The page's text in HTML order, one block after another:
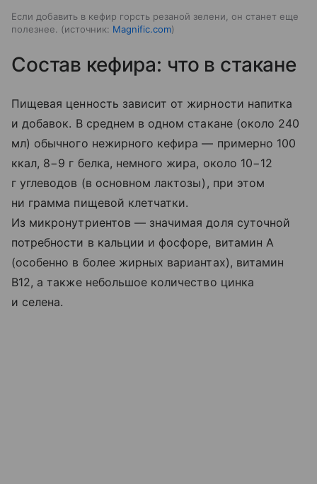
Если добавить в кефир горсть резаной зелени, он станет еще
полезнее.
источник: Magnific.com
Состав кефира: что в стакане
Пищевая ценность зависит от жирности напитка
и добавок. В среднем в одном стакане (около 240
мл) обычного нежирного кефира — примерно 100
ккал, 8−9 г белка, немного жира, около 10−12
г углеводов (в основном лактозы), при этом
ни грамма пищевой клетчатки.
Из микронутриентов — значимая доля суточной
потребности в кальции и фосфоре, витамин A
(особенно в более жирных вариантах), витамин
B12, а также небольшое количество цинка
и селена.